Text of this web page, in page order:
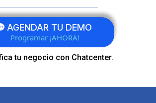
AGENDAR TU DEMO
Programar ¡AHORA!
tu negocio con Chatcenter.